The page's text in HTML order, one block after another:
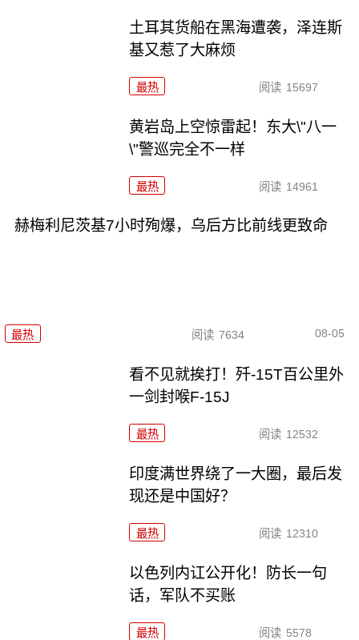
土耳其货船在黑海遭袭，泽连斯
基又惹了大麻烦
最热 阅读 15697
黄岩岛上空惊雷起！东大\"八一
\"警巡完全不一样
最热 阅读 14961
赫梅利尼茨基7小时殉爆，乌后方比前线更致命
最热 阅读 7634 08-05
看不见就挨打！歼-15T百公里外
一剑封喉F-15J
最热 阅读 12532
印度满世界绕了一大圈，最后发
现还是中国好？
最热 阅读 12310
以色列内讧公开化！防长一句
话，军队不买账
最热 阅读 5578